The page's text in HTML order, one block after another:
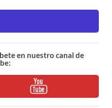
en nuestro canal de